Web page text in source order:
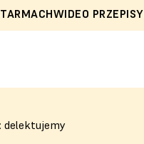
WIDEO PRZEPISY
delektujemy